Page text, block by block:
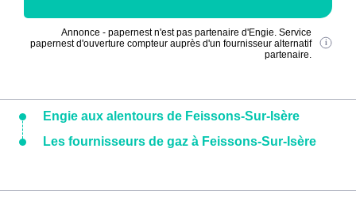
Annonce - papernest n'est pas partenaire d'Engie. Service
papernest d'ouverture compteur auprès d'un fournisseur alternatif
partenaire.
Engie aux alentours de Feissons-Sur-Isère
Les fournisseurs de gaz à Feissons-Sur-Isère